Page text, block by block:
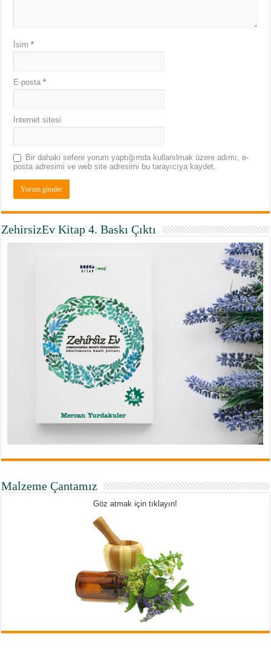
İsim*
E-posta*
İnternet sitesi
Bir dahaki sefere yorum yaptığımda kullanılmak üzere adımı, e-
posta adresimi ve web site adresimi bu tarayıcıya kaydet.
ZehirsizEv Kitap 4. Baskı Çıktı
Malzeme Çantamız
Göz atmak için tıklayın!